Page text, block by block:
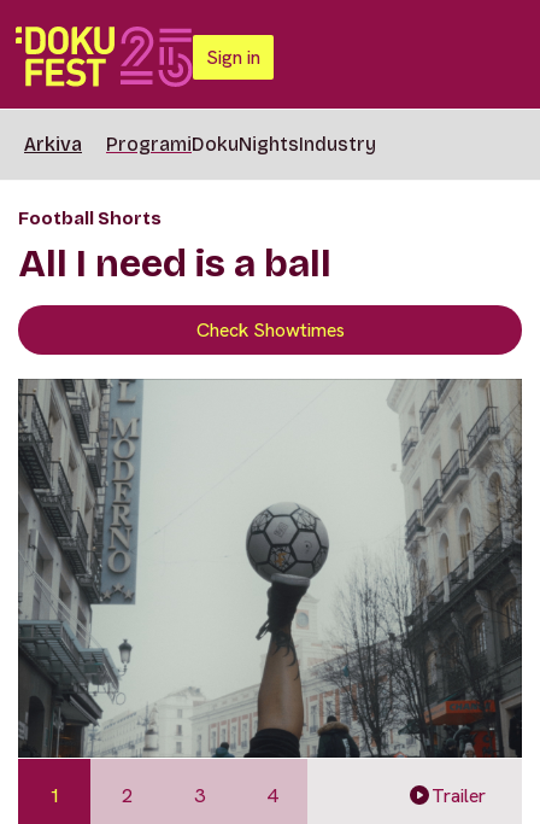
Sign in
Arkiva ProgramiDokuNightsIndustry
Football Shorts
All I need is a ball
Check Showtimes
1 2 3 4 Trailer